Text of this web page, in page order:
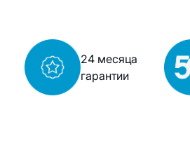
24 месяца
гарантии